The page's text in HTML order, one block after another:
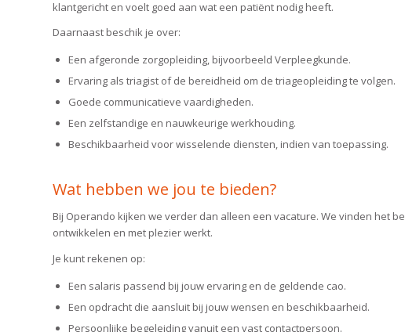
klantgericht en voelt goed aan wat een patiënt nodig heeft.
Daarnaast beschik je over:
Een afgeronde zorgopleiding, bijvoorbeeld Verpleegkunde.
Ervaring als triagist of de bereidheid om de triageopleiding te volgen.
Goede communicatieve vaardigheden.
Een zelfstandige en nauwkeurige werkhouding.
Beschikbaarheid voor wisselende diensten, indien van toepassing.
Wat hebben we jou te bieden?
Bij Operando kijken we verder dan alleen een vacature. We vinden het
ontwikkelen en met plezier werkt.
Je kunt rekenen op:
Een salaris passend bij jouw ervaring en de geldende cao.
Een opdracht die aansluit bij jouw wensen en beschikbaarheid.
Persoonlijke begeleiding vanuit een vast contactpersoon.